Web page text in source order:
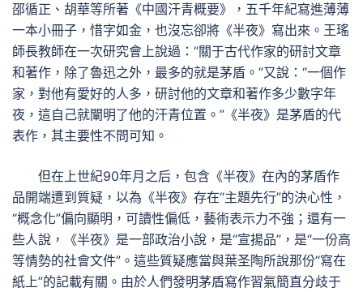
邵循正、胡華等所著《中國汗青概要》，五千年紀寫進薄薄
一本小冊子，惜字如金，也沒忘卻將《半夜》寫出來。王瑤
師長教師在一次研究會上說過：“關于古代作家的研討文章
和著作，除了魯迅之外，最多的就是茅盾。”又說：“一個作
家，對他有愛好的人多，研討他的文章和著作多少數字年
夜，這自己就闡明了他的汗青位置。”《半夜》是茅盾的代
表作，其主要性不問可知。
但在上世紀90年月之后，包含《半夜》在內的茅盾作
品開端遭到質疑，以為《半夜》存在“主題先行”的決心性，
“概念化”偏向顯明，可讀性偏低，藝術表示力不強；還有一
些人說，《半夜》是一部政治小說，是“宣揚品”，是“一份高
等情勢的社會文件”。這些質疑應當與葉圣陶所說那份“寫在
紙上”的記載有關。由於人們發明茅盾寫作習氣簡直分歧于